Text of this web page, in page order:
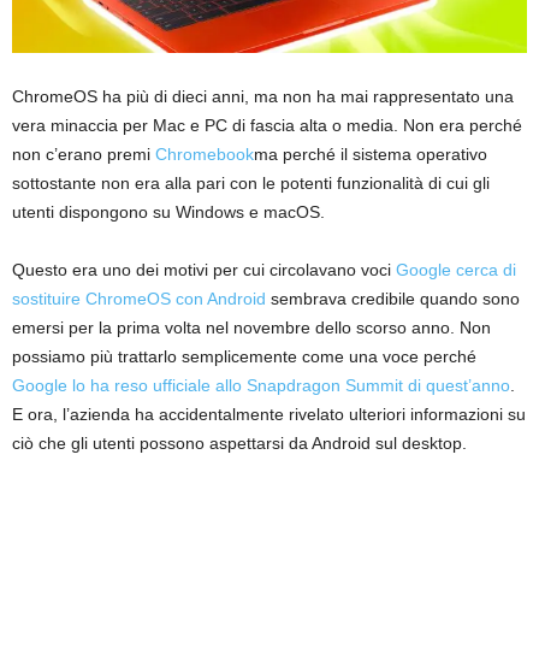
ChromeOS ha più di dieci anni, ma non ha mai rappresentato una
vera minaccia per Mac e PC di fascia alta o media. Non era perché
non c’erano premi Chromebookma perché il sistema operativo
sottostante non era alla pari con le potenti funzionalità di cui gli
utenti dispongono su Windows e macOS.
Questo era uno dei motivi per cui circolavano voci Google cerca di
sostituire ChromeOS con Android sembrava credibile quando sono
emersi per la prima volta nel novembre dello scorso anno. Non
possiamo più trattarlo semplicemente come una voce perché
Google lo ha reso ufficiale allo Snapdragon Summit di quest’anno
E ora, l’azienda ha accidentalmente rivelato ulteriori informazioni su
ciò che gli utenti possono aspettarsi da Android sul desktop.